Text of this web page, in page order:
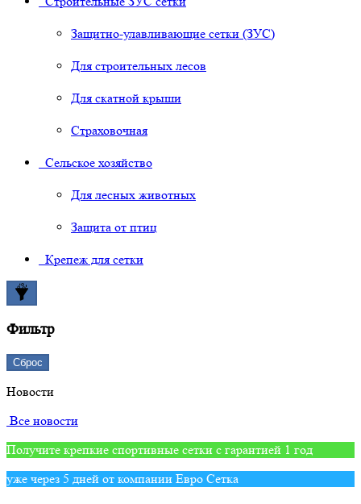
Защитно-улавливающие сетки (ЗУС)
Для строительных лесов
Для скатной крыши
Страховочная
Сельское хозяйство
Для лесных животных
Защита от птиц
Крепеж для сетки
Фильтр
Сброс
Новости
Все новости
Получите крепкие спортивные сетки с гарантией 1 год
уже через 5 дней от компании Евро Сетка